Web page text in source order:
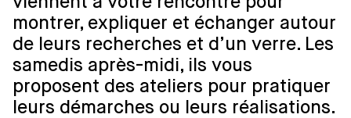
montrer, expliquer et échanger autour
de leurs recherches et d’un verre. Les
samedis après-midi, ils vous
proposent des ateliers pour pratiquer
leurs démarches ou leurs réalisations.